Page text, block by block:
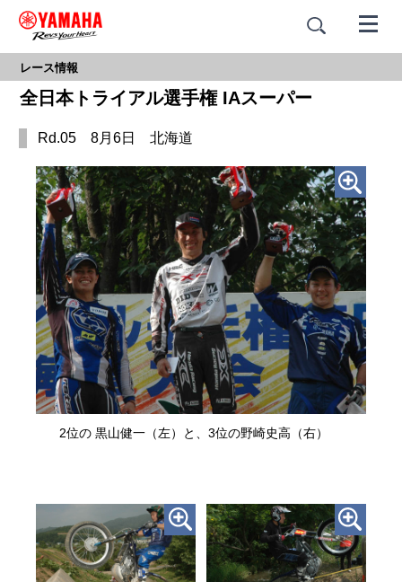
レース情報
全日本トライアル選手権 IAスーパー
Rd.05 8月6日 北海道
2位の 黒山健一（左）と、3位の野崎史高（右）